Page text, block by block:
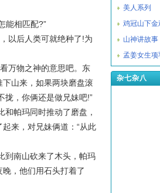
能相匹配?”
以后人类可就绝种了!为
万物之神的意思吧。东
山来，如果两块磨盘滚
拢，你俩还是做兄妹吧!”
帕玛同时推动了磨盘，
来，对兄妹俩道：“从此
南山砍来了木头，帕玛
，他们用石头打着了
美人系列
鸡冠山下金
山神讲故事
孟姜女生项
杂七杂八